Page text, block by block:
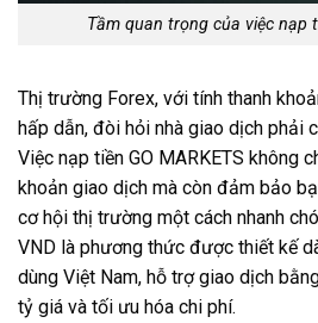
Tầm quan trọng của việc nạp
Thị trường Forex, với tính thanh
hấp dẫn, đòi hỏi nhà giao dịch phải
Việc nạp tiền GO MARKETS không
khoản giao dịch mà còn đảm bảo
cơ hội thị trường một cách nhanh
VND là phương thức được thiết kế
dùng Việt Nam, hỗ trợ giao dịch
tỷ giá và tối ưu hóa chi phí.